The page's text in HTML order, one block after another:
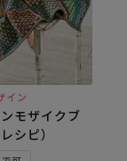
イン
モザイクブ
シピ）